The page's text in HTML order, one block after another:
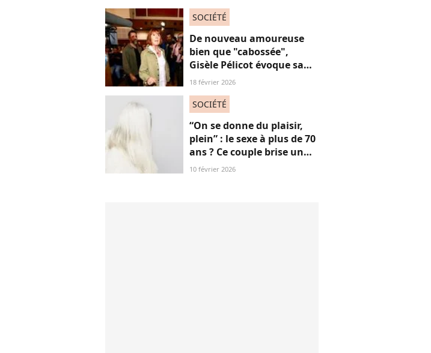
SOCIÉTÉ
De nouveau amoureuse
bien que "cabossée",
Gisèle Pélicot évoque sa
nouvelle vie avec
18 février 2026
SOCIÉTÉ
“On se donne du plaisir,
plein” : le sexe à plus de 70
ans ? Ce couple brise un
non-dit sur ces images
10 février 2026